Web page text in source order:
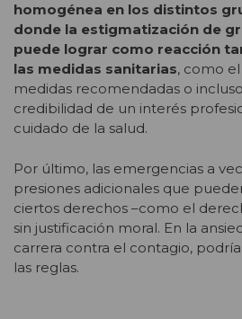
homogénea en los distintos
donde la estigmatización de
puede lograr como reacción
las medidas sanitarias, como
medidas recomendadas o
credibilidad de un interés
cuidado de la salud.
Por último, las emergencias a
presiones adicionales que
ciertos derechos –como el
sin justificación moral. En la
carrera contra el contagio,
las reglas.